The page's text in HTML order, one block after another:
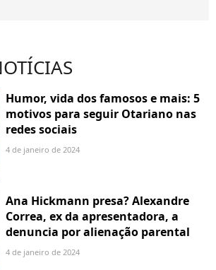
Humor, vida dos famosos e mais: 5
motivos para seguir Otariano nas
redes sociais
4 de janeiro de 2024
Ana Hickmann presa? Alexandre
Correa, ex da apresentadora, a
denuncia por alienação parental
4 de janeiro de 2024